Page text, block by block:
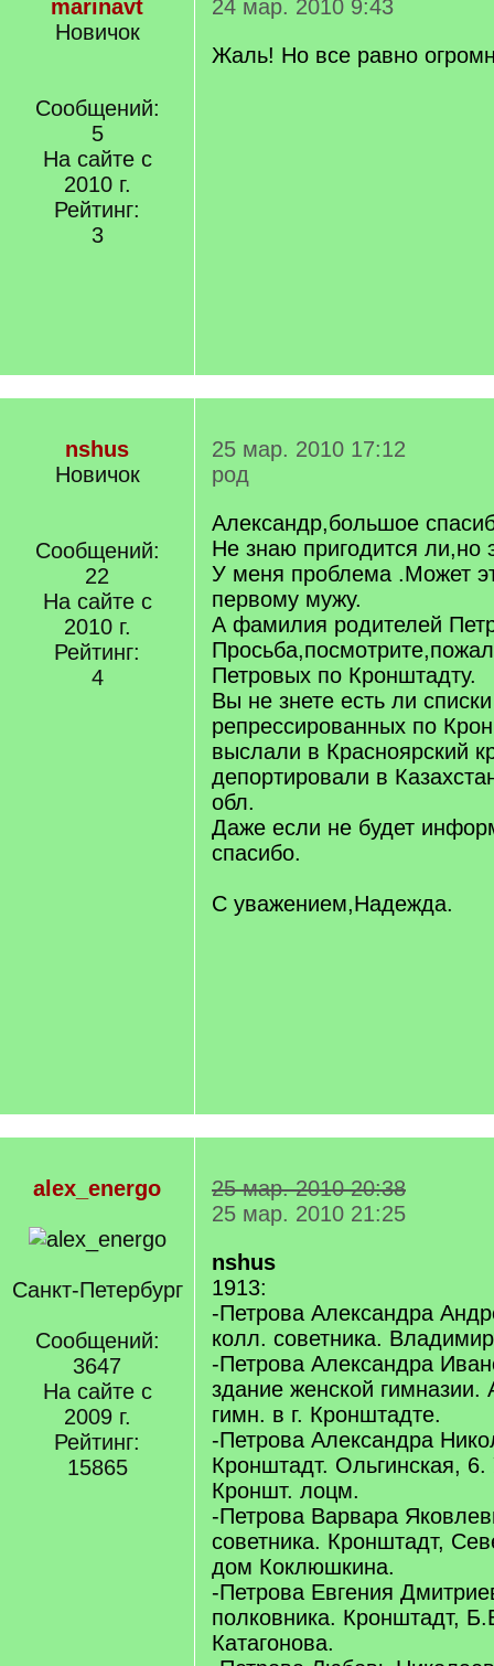
marinavt
Новичок
Сообщений:
5
На сайте с
2010 г.
Рейтинг:
3
24 мар. 2010 9:43
Жаль! Но все равно
nshus
Новичок
Сообщений:
22
На сайте с
2010 г.
Рейтинг:
4
25 мар. 2010 17:12
род
Александр,большое
Не знаю пригодится ли,но
У меня проблема .Может
первому мужу.
А фамилия родителей
Петровых по Кронштадту.
Вы не знете есть ли списки
репрессированных по
выслали в Красноярский
депортировали в
обл.
Даже если не будет
спасибо.
С уважением,Надежда.
alex_energo
Санкт-Петербург
Сообщений:
3647
На сайте с
2009 г.
Рейтинг:
15865
25 мар. 2010 20:38
25 мар. 2010 21:25
nshus
1913:
-Петрова Александра
колл. советника.
-Петрова Александра
здание женской гимназии.
гимн. в г. Кронштадте.
-Петрова Александра
Кронштадт. Ольгинская, 6.
Кроншт. лоцм.
-Петрова Варвара
советника. Кронштадт,
дом Коклюшкина.
-Петрова Евгения
полковника. Кронштадт,
Катагонова.